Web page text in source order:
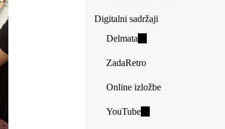
Digitalni sadržaji
Delmata
external)
ZadaRetro
Online izložbe
YouTube(link